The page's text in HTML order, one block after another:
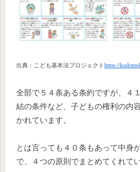
出典：こども基本法プロジェクト https://
全部で５４条ある条約ですが、４
結の条件など、子どもの権利の内
かれています。
とは言っても４０条もあって中身
で、４つの原則でまとめてくれてい